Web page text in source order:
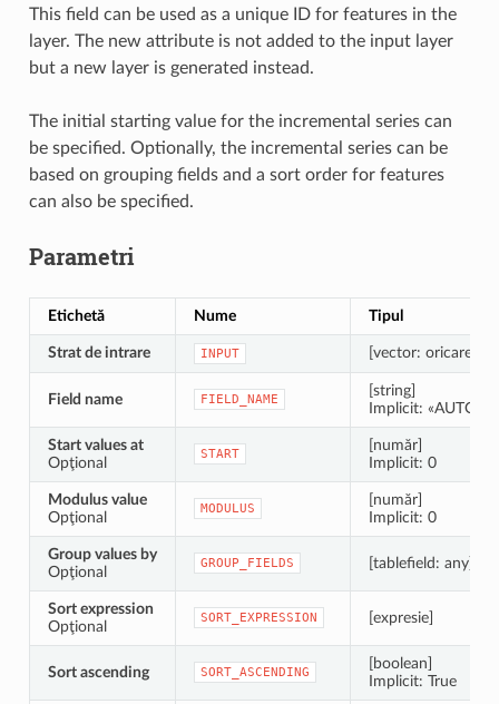
This field can be used as a unique ID for features in the
layer. The new attribute is not added to the input layer
but a new layer is generated instead.
The initial starting value for the incremental series can
be specified. Optionally, the incremental series can be
based on grouping fields and a sort order for features
can also be specified.
Parametri
Etichetă Nume Tipul
Strat de intrare INPUT [vector: oricare]
Field name FIELD_NAME
[string]
Implicit: «AUTO»
Start values at
Opţional
START
[număr]
Implicit: 0
Modulus value
Opţional
MODULUS
[număr]
Implicit: 0
Group values by
Opţional
GROUP_FIELDS [tablefield: any]
Sort expression
Opţional
SORT_EXPRESSION [expresie]
Sort ascending SORT_ASCENDING
[boolean]
Implicit: True